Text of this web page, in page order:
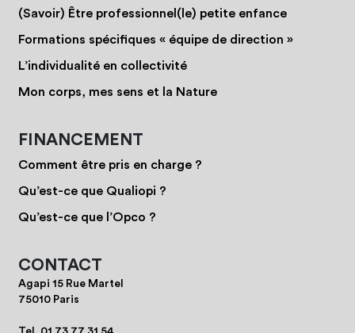
(Savoir) Être professionnel(le) petite enfance
Formations spécifiques « équipe de direction »
L’individualité en collectivité
Mon corps, mes sens et la Nature
FINANCEMENT
Comment être pris en charge ?
Qu’est-ce que Qualiopi ?
Qu’est-ce que l’Opco ?
CONTACT
Agapi 15 Rue Martel
75010 Paris